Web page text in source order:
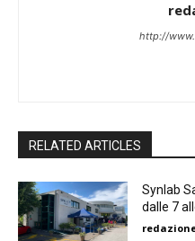
http://
RELATED ARTICLES
Synlab
dalle 7